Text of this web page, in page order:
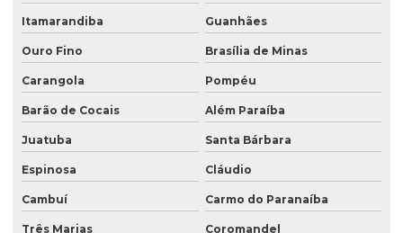
Itamarandiba Guanhães
Ouro Fino Brasília de Minas
Carangola Pompéu
Barão de Cocais Além Paraíba
Juatuba Santa Bárbara
Espinosa Cláudio
Cambuí Carmo do Paranaíba
Três Marias Coromandel